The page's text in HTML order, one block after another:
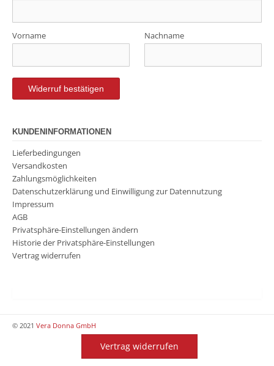
E-
(wiederholen)*
Vorname Nachname
Widerruf bestätigen
KUNDENINFORMATIONEN
Lieferbedingungen
Versandkosten
Zahlungsmöglichkeiten
Datenschutzerklärung und Einwilligung zur Datennutzung
Impressum
AGB
Privatsphäre-Einstellungen ändern
Historie der Privatsphäre-Einstellungen
Vertrag widerrufen
© 2021 Vera Donna GmbH
Vertrag widerrufen